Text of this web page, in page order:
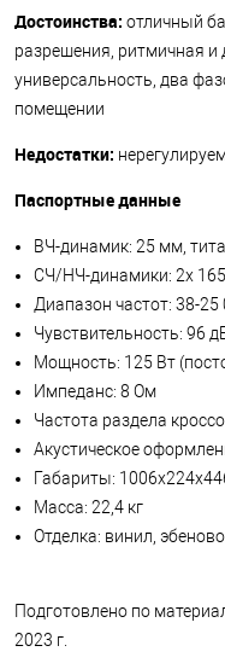
Достоинства: отличный
разрешения, ритмичная
универсальность, два
помещении
Недостатки:
Паспортные данные
ВЧ-динамик: 25 мм,
СЧ/НЧ-динамики: 2х
Диапазон частот: 38-25
Чувствительность: 96
Мощность: 125 Вт
Импеданс: 8 Ом
Частота раздела
Акустическое
Габариты:
Масса: 22,4 кг
Отделка: винил,
Подготовлено по
2023 г.